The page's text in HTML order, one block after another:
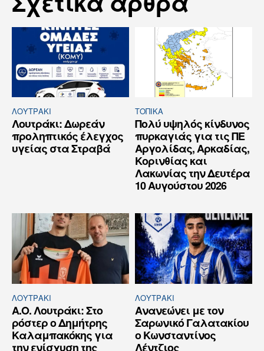
ΛΟΥΤΡΆΚΙ
Λουτράκι: Δωρεάν
προληπτικός έλεγχος
υγείας στα Στραβά
ΤΟΠΙΚΑ
Πολύ υψηλός κίνδυνος
πυρκαγιάς για τις ΠΕ
Αργολίδας, Αρκαδίας,
Κορινθίας και
Λακωνίας την Δευτέρα
10 Αυγούστου 2026
ΛΟΥΤΡΆΚΙ
Α.Ο. Λουτράκι: Στο
ρόστερ ο Δημήτρης
Καλαμπακόκης για
την ενίσχυση της
ΛΟΥΤΡΆΚΙ
Ανανεώνει με τον
Σαρωνικό Γαλατακίου
ο Κωνσταντίνος
Λέντζιος